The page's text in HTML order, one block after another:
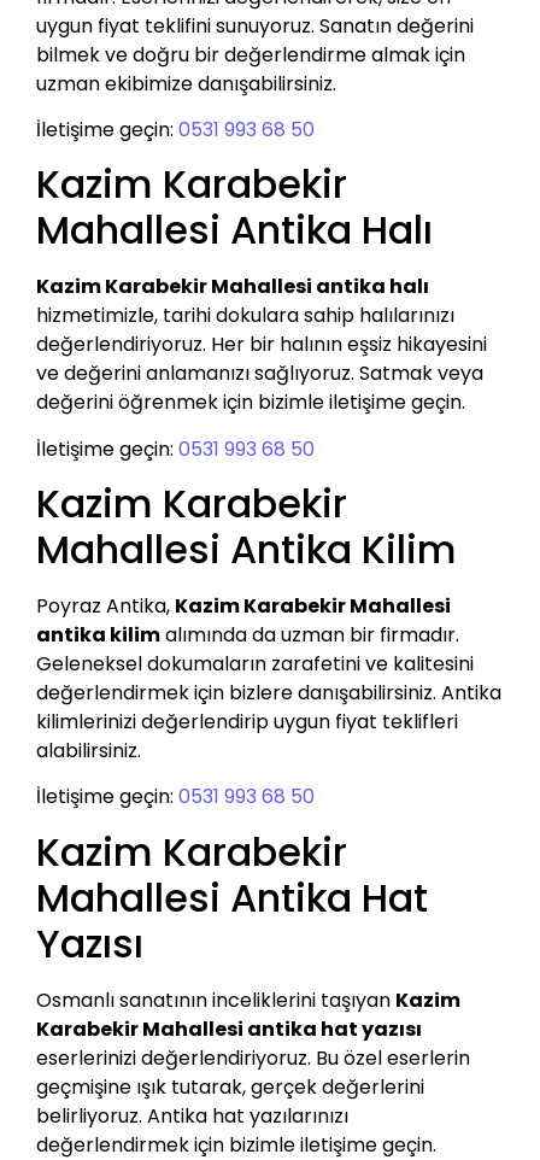
uygun fiyat teklifini sunuyoruz. Sanatın değerini
bilmek ve doğru bir değerlendirme almak için
uzman ekibimize danışabilirsiniz.
İletişime geçin: 0531 993 68 50
Kazim Karabekir
Mahallesi Antika Halı
Kazim Karabekir Mahallesi antika halı
hizmetimizle, tarihi dokulara sahip halılarınızı
değerlendiriyoruz. Her bir halının eşsiz hikayesini
ve değerini anlamanızı sağlıyoruz. Satmak veya
değerini öğrenmek için bizimle iletişime geçin.
İletişime geçin: 0531 993 68 50
Kazim Karabekir
Mahallesi Antika Kilim
Poyraz Antika, Kazim Karabekir Mahallesi
antika kilimalımında da uzman bir firmadır.
Geleneksel dokumaların zarafetini ve kalitesini
değerlendirmek için bizlere danışabilirsiniz. Antika
kilimlerinizi değerlendirip uygun fiyat teklifleri
alabilirsiniz.
İletişime geçin: 0531 993 68 50
Kazim Karabekir
Mahallesi Antika Hat
Yazısı
Osmanlı sanatının inceliklerini taşıyan Kazim
Karabekir Mahallesi antika hat yazısı
eserlerinizi değerlendiriyoruz. Bu özel eserlerin
geçmişine ışık tutarak, gerçek değerlerini
belirliyoruz. Antika hat yazılarınızı
değerlendirmek için bizimle iletişime geçin.